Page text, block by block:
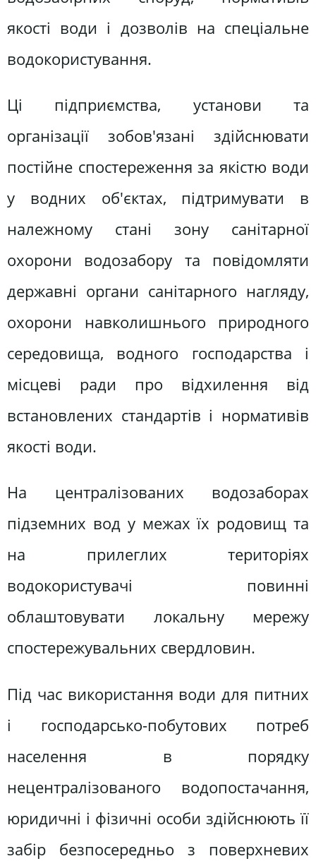
якості води і дозволів на спеціальне
водокористування.
Ці підприємства, установи та
організації зобов'язані здійснювати
постійне спостереження за якістю води
у водних об'єктах, підтримувати в
належному стані зону санітарної
охорони водозабору та повідомляти
державні органи санітарного нагляду,
охорони навколишнього природного
середовища, водного господарства і
місцеві ради про відхилення від
встановлених стандартів і нормативів
якості води.
На централізованих водозаборах
підземних вод у межах їх родовищ та
на прилеглих територіях
водокористувачі повинні
облаштовувати локальну мережу
спостережувальних свердловин.
Під час використання води для питних
і господарсько-побутових потреб
населення в порядку
нецентралізованого водопостачання,
юридичні і фізичні особи здійснюють її
забір безпосередньо з поверхневих